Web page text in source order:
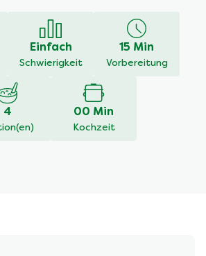
Einfach
Schwierigkeit
15 Min
Vorbereitung
4 00 Min
Kochzeit